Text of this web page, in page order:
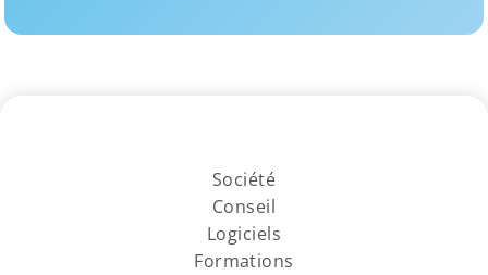
Société
Conseil
Logiciels
Formations